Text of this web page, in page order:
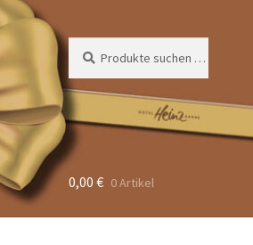
Suchen
nach:
Suchen
0,00 € 0 Artikel